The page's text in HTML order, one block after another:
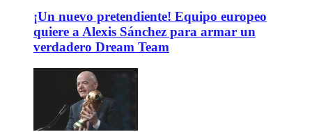
¡Un nuevo pretendiente! Equipo europeo
quiere a Alexis Sánchez para armar un
verdadero Dream Team